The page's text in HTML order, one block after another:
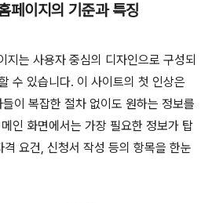
페이지의 기준과 특징
지는 사용자 중심의 디자인으로 구성되
수 있습니다. 이 사이트의 첫 인상은
이 복잡한 절차 없이도 원하는 정보를
인 화면에서는 가장 필요한 정보가 탑
요건, 신청서 작성 등의 항목을 한눈